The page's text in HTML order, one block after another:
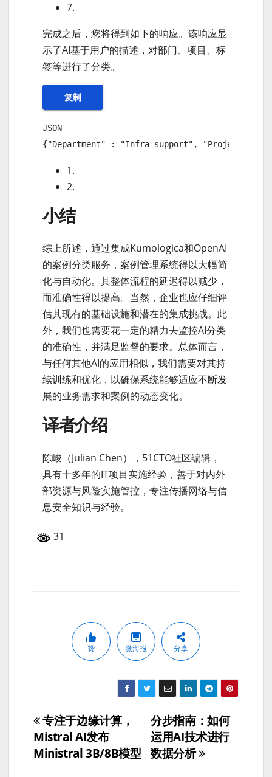
7.
完成之后，您将得到如下的响应。该响应显
示了AI基于用户的描述，对部门、项目、标
签等进行了分类。
复制
JSON
{"Department" : "Infra-support", "Project" :
1.
2.
小结
综上所述，通过集成Kumologica和OpenAI
的案例分类服务，案例管理系统得以大幅简
化与自动化。其整体流程的延迟得以减少，
而准确性得以提高。当然，企业也应仔细评
估其现有的基础设施和潜在的集成挑战。此
外，我们也需要花一定的精力去监控AI分类
的准确性，并满足监督的要求。总体而言，
与任何其他AI的应用相似，我们需要对其持
续训练和优化，以确保系统能够适应不断发
展的业务需求和案例的动态变化。
译者介绍
陈峻（Julian Chen），51CTO社区编辑，
具有十多年的IT项目实施经验，善于对内外
部资源与风险实施管控，专注传播网络与信
息安全知识与经验。
31
赞 微海报 分享
文
章
分步指南：如何
运用AI技术进行
数据分析
专注于边缘计算，
Mistral AI发布
Ministral 3B/8B模型